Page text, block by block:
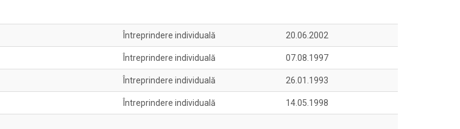
Întreprindere individuală 20.06.2002
Întreprindere individuală 07.08.1997
Întreprindere individuală 26.01.1993
Întreprindere individuală 14.05.1998